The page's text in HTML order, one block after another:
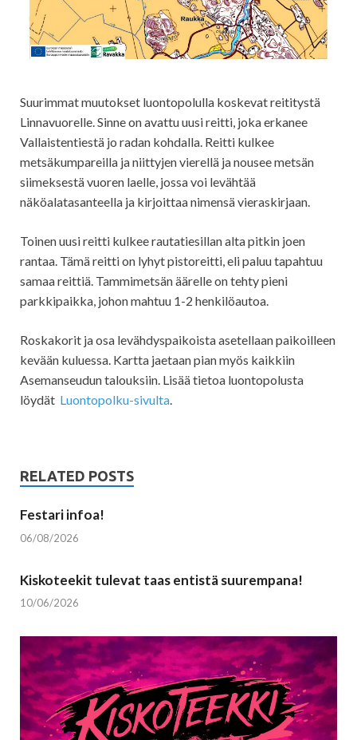
Suurimmat muutokset luontopolulla koskevat reititystä
Linnavuorelle. Sinne on avattu uusi reitti, joka erkanee
Vallaistentiestä jo radan kohdalla. Reitti kulkee
metsäkumpareilla ja niittyjen vierellä ja nousee metsän
siimeksestä vuoren laelle, jossa voi levähtää
näköalatasanteella ja kirjoittaa nimensä vieraskirjaan.
Toinen uusi reitti kulkee rautatiesillan alta pitkin joen
rantaa. Tämä reitti on lyhyt pistoreitti, eli paluu tapahtuu
samaa reittiä. Tammimetsän äärelle on tehty pieni
parkkipaikka, johon mahtuu 1-2 henkilöautoa.
Roskakorit ja osa levähdyspaikoista asetellaan paikoilleen
kevään kuluessa. Kartta jaetaan pian myös kaikkiin
Asemanseudun talouksiin. Lisää tietoa luontopolusta
löydät Luontopolku-sivulta.
RELATED POSTS
Festari infoa!
06/08/2026
Kiskoteekit tulevat taas entistä suurempana!
10/06/2026